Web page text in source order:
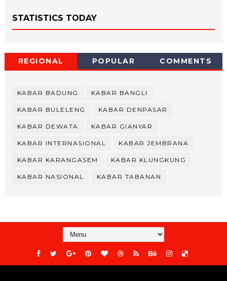
STATISTICS TODAY
REGIONAL POPULAR COMMENTS
KABAR BADUNG KABAR BANGLI
KABAR BULELENG KABAR DENPASAR
KABAR DEWATA KABAR GIANYAR
KABAR INTERNASIONAL KABAR JEMBRANA
KABAR KARANGASEM KABAR KLUNGKUNG
KABAR NASIONAL KABAR TABANAN